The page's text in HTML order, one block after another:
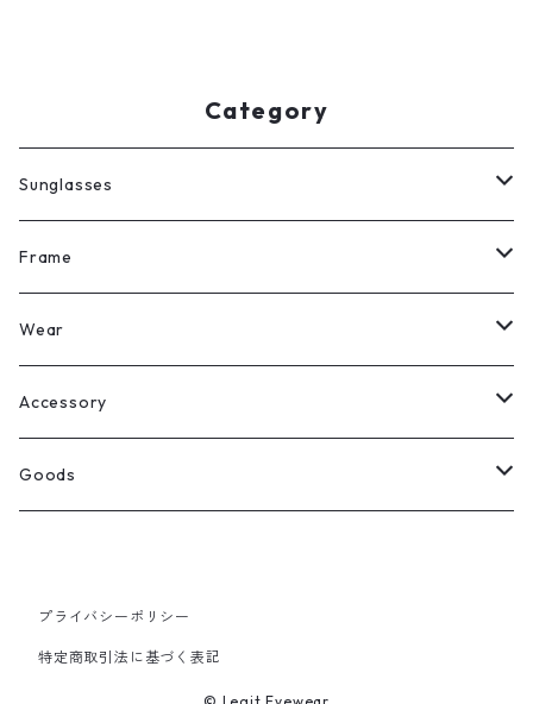
Category
Sunglasses
All
Legit Eyewear
Select
Frame
ボストン
ウェリントン
スクエア
ラウンド
Wear
All
Tee
Sewat
Accessory
Ring
Silver
Bracelet
Goods
Capプライバシーポリシー
特定商取引法に基づく表記